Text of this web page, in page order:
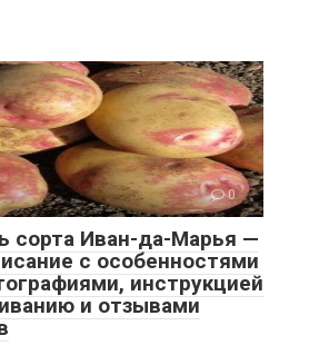
0
сорта Иван-да-Марья —
с особенностями
инструкцией
и отзывами